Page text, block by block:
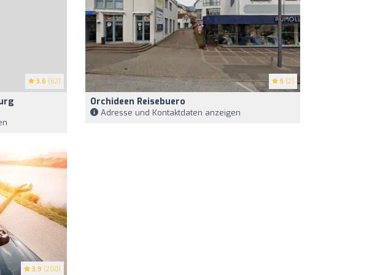
3.6 (62) 5 (2)
Orchideen Reisebuero
Adresse und Kontaktdaten anzeigen
3.9 (200)